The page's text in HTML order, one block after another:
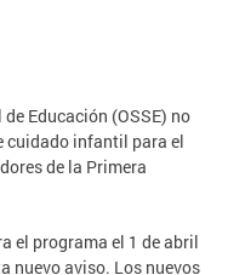
Educación (OSSE) no
cuidado infantil para el
de la Primera
el programa el 1 de abril
nuevo aviso. Los nuevos